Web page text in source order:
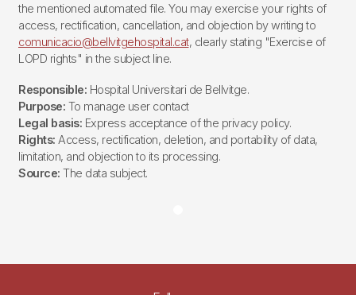
the mentioned automated file. You may exercise your rights of
access, rectification, cancellation, and objection by writing to
comunicacio@bellvitgehospital.cat, clearly stating "Exercise of
LOPD rights" in the subject line.
Responsible: Hospital Universitari de Bellvitge.
Purpose: To manage user contact
Legal basis: Express acceptance of the privacy policy.
Rights: Access, rectification, deletion, and portability of data,
limitation, and objection to its processing.
Source: The data subject.